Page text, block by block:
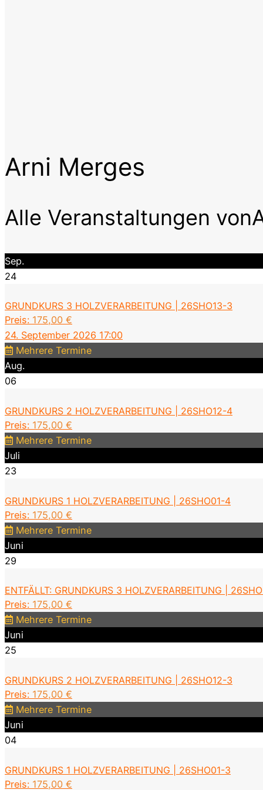
Arni Merges
Alle Veranstaltungen
Sep.
24
GRUNDKURS 3 HOLZVERARBEITUNG | 26SHO13-3
Preis: 175,00 €
24. September 2026 17:00
Mehrere Termine
Aug.
06
GRUNDKURS 2 HOLZVERARBEITUNG | 26SHO12-4
Preis: 175,00 €
Mehrere Termine
Juli
23
GRUNDKURS 1 HOLZVERARBEITUNG | 26SHO01-4
Preis: 175,00 €
Mehrere Termine
Juni
29
ENTFÄLLT: GRUNDKURS 3 HOLZVERARBEITUNG |
Preis: 175,00 €
Mehrere Termine
Juni
25
GRUNDKURS 2 HOLZVERARBEITUNG | 26SHO12-3
Preis: 175,00 €
Mehrere Termine
Juni
04
GRUNDKURS 1 HOLZVERARBEITUNG | 26SHO01-3
Preis: 175,00 €